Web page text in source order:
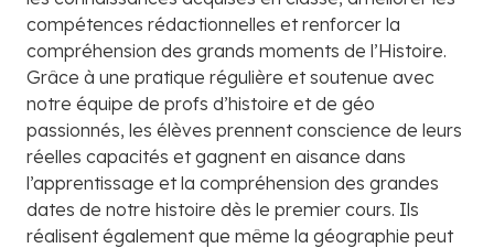
compétences rédactionnelles et renforcer la
compréhension des grands moments de l’Histoire.
Grâce à une pratique régulière et soutenue avec
notre équipe de profs d’histoire et de géo
passionnés, les élèves prennent conscience de leurs
réelles capacités et gagnent en aisance dans
l’apprentissage et la compréhension des grandes
dates de notre histoire dès le premier cours. Ils
réalisent également que même la géographie peut